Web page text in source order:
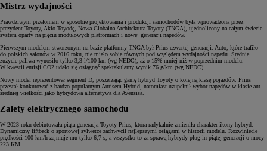
Mistrz wydajności
Prawdziwym przełomem w sposobie projektowania i produkcji samochodów była wprowadzona przez
prezydent Toyoty, Akio Toyodę, Nowa Globalna Architektura Toyoty (TNGA), ujednolicony na całym świecie
system oparty na pięciu modułowych platformach i nowej generacji napędów.
Pierwszym modelem stworzonym na bazie platformy TNGA był Prius czwartej generacji. Auto, które trafiło
do polskich salonów w 2016 roku, nie miało sobie równych pod względem wydajności napędu. Średnie
zużycie paliwa wynosiło tylko 3,3 l/100 km (wg NEDC), aż o 15% mniej niż w poprzednim modelu.
W kwestii emisji CO2 udało się osiągnąć spektakularny wynik 76 g/km (wg NEDC).
Nowy model reprezentował segment D, poszerzając gamę hybryd Toyoty o kolejną klasę pojazdów. Prius
przestał konkurować z bardzo popularnym Aurisem Hybrid, natomiast uzupełnił wybór napędów w klasie aut
średniej wielkości jako hybrydowa alternatywa dla Avensisa.
Zalety elektrycznego samochodu
W 2023 roku debiutowała piąta generacja Toyoty Prius, która radykalnie zmieniła charakter ikony hybryd.
Dynamiczny liftback o sportowej sylwetce zachwycił najlepszymi osiągami w historii modelu. Rozwinięcie
prędkości 100 km/h zajmuje mu tylko 6,7 s, a wszystko to za sprawą hybrydy plug-in piątej generacji o mocy
223 KM.